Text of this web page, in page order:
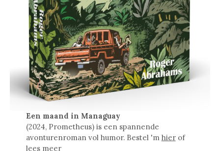
Een maand in Managuay
(2024, Prometheus) is een spannende
avonturenroman vol humor. Bestel 'm hierof
lees meer